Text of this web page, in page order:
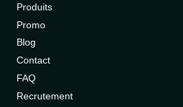
Produits
Promo
Blog
Contact
FAQ
Recrutement